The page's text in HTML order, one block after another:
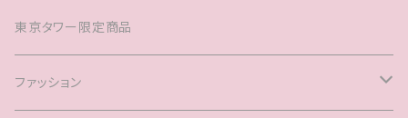
東京タワー限定商品
ファッション